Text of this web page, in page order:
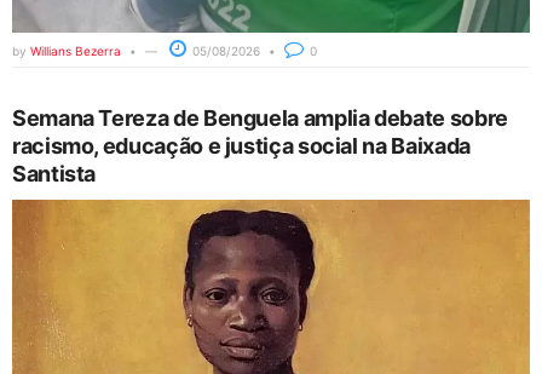
by Willians Bezerra 05/08/2026 0
Semana Tereza de Benguela amplia debate sobre
racismo, educação e justiça social na Baixada
Santista